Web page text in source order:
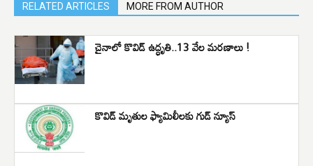
RELATED ARTICLES MORE FROM AUTHOR
చైనాలో కొవిడ్‌ ఉద్ధృతి..13 వేల మరణాలు !
కొవిడ్ మృతుల ఫ్యామిలీలకు గుడ్ న్యూస్